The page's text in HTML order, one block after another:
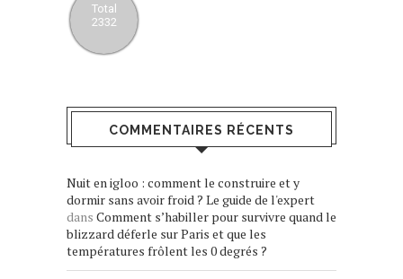
Total
2332
COMMENTAIRES RÉCENTS
Nuit en igloo : comment le construire et y
dormir sans avoir froid ? Le guide de l'expert
dans Comment s’habiller pour survivre quand le
blizzard déferle sur Paris et que les
températures frôlent les 0 degrés ?